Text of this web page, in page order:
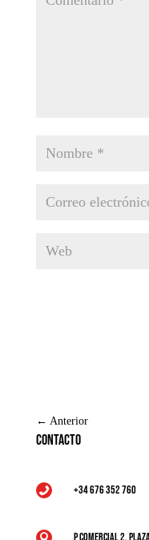
← Anterior
Contacto
 +34 676 352 760
 P Comercial 2,